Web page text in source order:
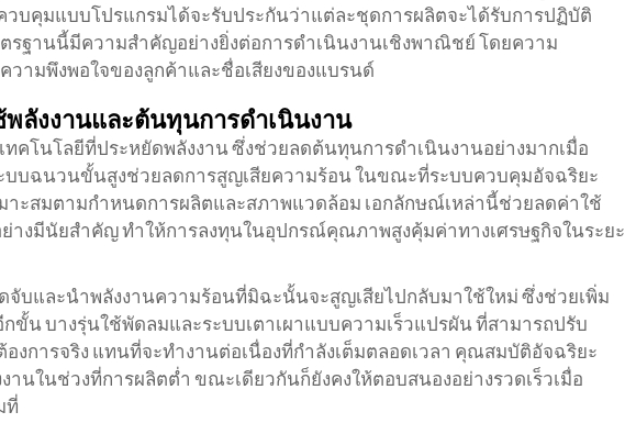
บคุมแบบโปรแกรมได้จะรับประกันว่าแต่ละชุดการผลิตจะได้รับการปฏิบัติ
ตรฐานนี้มีความสำคัญอย่างยิ่งต่อการดำเนินงานเชิงพาณิชย์ โดยความ
วามพึงพอใจของลูกค้าและชื่อเสียงของแบรนด์
ลังงานและต้นทุนการดำเนินงาน
ทคโนโลยีที่ประหยัดพลังงาน ซึ่งช่วยลดต้นทุนการดำเนินงานอย่างมากเมื่อ
บบฉนวนขั้นสูงช่วยลดการสูญเสียความร้อน ในขณะที่ระบบควบคุมอัจฉริยะ
าะสมตามกำหนดการผลิตและสภาพแวดล้อม เอกลักษณ์เหล่านี้ช่วยลดค่าใช้
างมีนัยสำคัญ ทำให้การลงทุนในอุปกรณ์คุณภาพสูงคุ้มค่าทางเศรษฐกิจในระยะ
จับและนำพลังงานความร้อนที่มิฉะนั้นจะสูญเสียไปกลับมาใช้ใหม่ ซึ่งช่วยเพิ่ม
ขั้น บางรุ่นใช้พัดลมและระบบเตาเผาแบบความเร็วแปรผัน ที่สามารถปรับ
งการจริง แทนที่จะทำงานต่อเนื่องที่กำลังเต็มตลอดเวลา คุณสมบัติอัจฉริยะ
านในช่วงที่การผลิตต่ำ ขณะเดียวกันก็ยังคงให้ตอบสนองอย่างรวดเร็วเมื่อ
ที่